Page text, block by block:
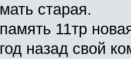
мать старая.
память 11тр
год назад свой